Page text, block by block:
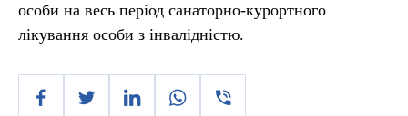
особи на весь період санаторно-курортного
лікування особи з інвалідністю.